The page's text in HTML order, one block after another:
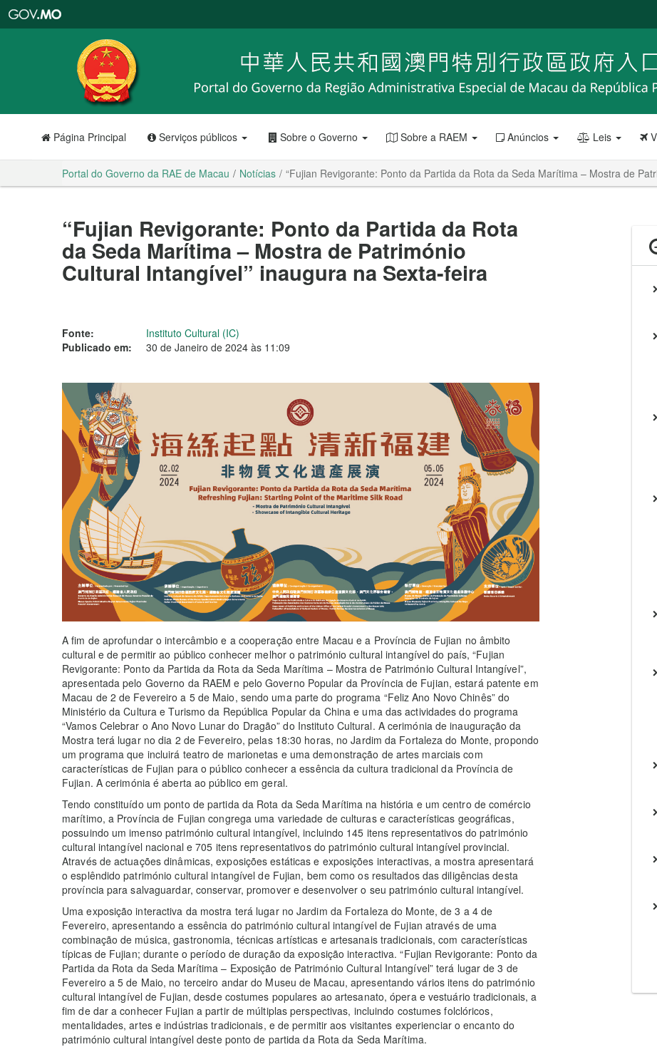
RAE
de
Macau
Página Principal Serviços públicos Sobre o Governo Sobre a RAEM Anúncios Leis
Portal do Governo da RAE de Macau Notícias “Fujian Revigorante: Ponto da Partida da Rota da Seda Marítima – Mostra de
“Fujian Revigorante: Ponto da Partida da Rota
da Seda Marítima – Mostra de Património
Cultural Intangível” inaugura na Sexta-feira
Fonte:
Instituto Cultural (IC)
Publicado em:
30 de Janeiro de 2024 às 11:09
A fim de aprofundar o intercâmbio e a cooperação entre Macau e a Província de Fujian no âmbito
cultural e de permitir ao público conhecer melhor o património cultural intangível do país, “Fujian
Revigorante: Ponto da Partida da Rota da Seda Marítima – Mostra de Património Cultural Intangível”,
apresentada pelo Governo da RAEM e pelo Governo Popular da Província de Fujian, estará patente em
Macau de 2 de Fevereiro a 5 de Maio, sendo uma parte do programa “Feliz Ano Novo Chinês” do
Ministério da Cultura e Turismo da República Popular da China e uma das actividades do programa
“Vamos Celebrar o Ano Novo Lunar do Dragão” do Instituto Cultural. A cerimónia de inauguração da
Mostra terá lugar no dia 2 de Fevereiro, pelas 18:30 horas, no Jardim da Fortaleza do Monte, propondo
um programa que incluirá teatro de marionetas e uma demonstração de artes marciais com
características de Fujian para o público conhecer a essência da cultura tradicional da Província de
Fujian. A cerimónia é aberta ao público em geral.
Tendo constituído um ponto de partida da Rota da Seda Marítima na história e um centro de comércio
marítimo, a Província de Fujian congrega uma variedade de culturas e características geográficas,
possuindo um imenso património cultural intangível, incluindo 145 itens representativos do património
cultural intangível nacional e 705 itens representativos do património cultural intangível provincial.
Através de actuações dinâmicas, exposições estáticas e exposições interactivas, a mostra apresentará
o esplêndido património cultural intangível de Fujian, bem como os resultados das diligências desta
província para salvaguardar, conservar, promover e desenvolver o seu património cultural intangível.
Uma exposição interactiva da mostra terá lugar no Jardim da Fortaleza do Monte, de 3 a 4 de
Fevereiro, apresentando a essência do património cultural intangível de Fujian através de uma
combinação de música, gastronomia, técnicas artísticas e artesanais tradicionais, com características
típicas de Fujian; durante o período de duração da exposição interactiva. “Fujian Revigorante: Ponto da
Partida da Rota da Seda Marítima – Exposição de Património Cultural Intangível” terá lugar de 3 de
Fevereiro a 5 de Maio, no terceiro andar do Museu de Macau, apresentando vários itens do património
cultural intangível de Fujian, desde costumes populares ao artesanato, ópera e vestuário tradicionais, a
fim de dar a conhecer Fujian a partir de múltiplas perspectivas, incluindo costumes folclóricos,
mentalidades, artes e indústrias tradicionais, e de permitir aos visitantes experienciar o encanto do
património cultural intangível deste ponto de partida da Rota da Seda Marítima.